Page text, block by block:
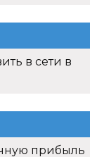
в сети в
прибыль